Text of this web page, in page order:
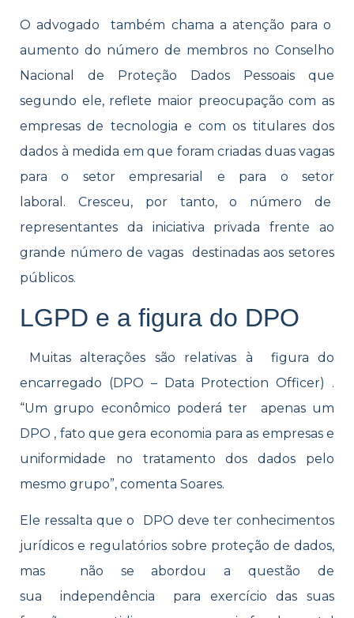
O advogado também chama a atenção para o
aumento do número de membros no Conselho
Nacional de Proteção Dados Pessoais que
segundo ele, reflete maior preocupação com as
empresas de tecnologia e com os titulares dos
dados à medida em que foram criadas duas vagas
para o setor empresarial e para o setor
laboral. Cresceu, por tanto, o número de
representantes da iniciativa privada frente ao
grande número de vagas destinadas aos setores
públicos.
LGPD e a figura do DPO
Muitas alterações são relativas à figura do
encarregado (DPO – Data Protection Officer) .
“Um grupo econômico poderá ter apenas um
DPO , fato que gera economia para as empresas e
uniformidade no tratamento dos dados pelo
mesmo grupo”, comenta Soares.
Ele ressalta que o DPO deve ter conhecimentos
jurídicos e regulatórios sobre proteção de dados,
mas não se abordou a questão de
sua independência para exercício das suas